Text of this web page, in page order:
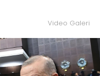
Video Galeri